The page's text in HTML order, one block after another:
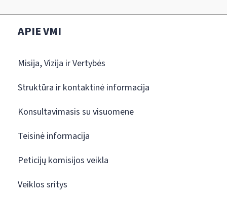
APIE VMI
Misija, Vizija ir Vertybės
Struktūra ir kontaktinė informacija
Konsultavimasis su visuomene
Teisinė informacija
Peticijų komisijos veikla
Veiklos sritys